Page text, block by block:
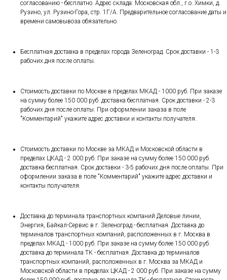
согласованию - бесплатно. Адрес склада: Московская обл., г.о. Химки, д.
Рузино, ул. Рузино-Гора, стр. 1Г/А. Предварительное согласование даты и
времени самовывоза обязательно.
Бесплатная доставка в пределах города Зеленоград. Срок доставки - 1-3
рабочих дня после оплаты.
Стоимость доставки по Москве в пределах МКАД - 1000 руб. При заказе
на сумму более 150 000 руб. доставка бесплатная. Срок доставки - 2-3
рабочих дня после оплаты. При оформлении заказа в поле
"Комментарий" укажите адрес доставки и контакты получателя.
Стоимость доставки по Москве за МКАД и Московской области в
пределах ЦКАД - 2 000 руб. При заказе на сумму более 150 000 руб.
доставка бесплатная. Срок доставки - 3-5 рабочих дня после оплаты. При
оформлении заказа в поле "Комментарий" укажите адрес доставки и
контакты получателя.
Доставка до терминала транспортных компаний Деловые линии,
Энергия, Байкал-Сервис в г. Зеленоград - бесплатная. Доставка до
терминалов транспортных компаний, расположенных в г. Москва в
пределах МКАД - 1000 руб. При заказе на сумму более 150 000 руб.
доставка до терминала ТК - бесплатная. Доставка до терминалов
транспортных компаний, расположенных в г. Москва за МКАД и
Московской области в пределах ЦКАД - 2 000 руб. При заказе на сумму